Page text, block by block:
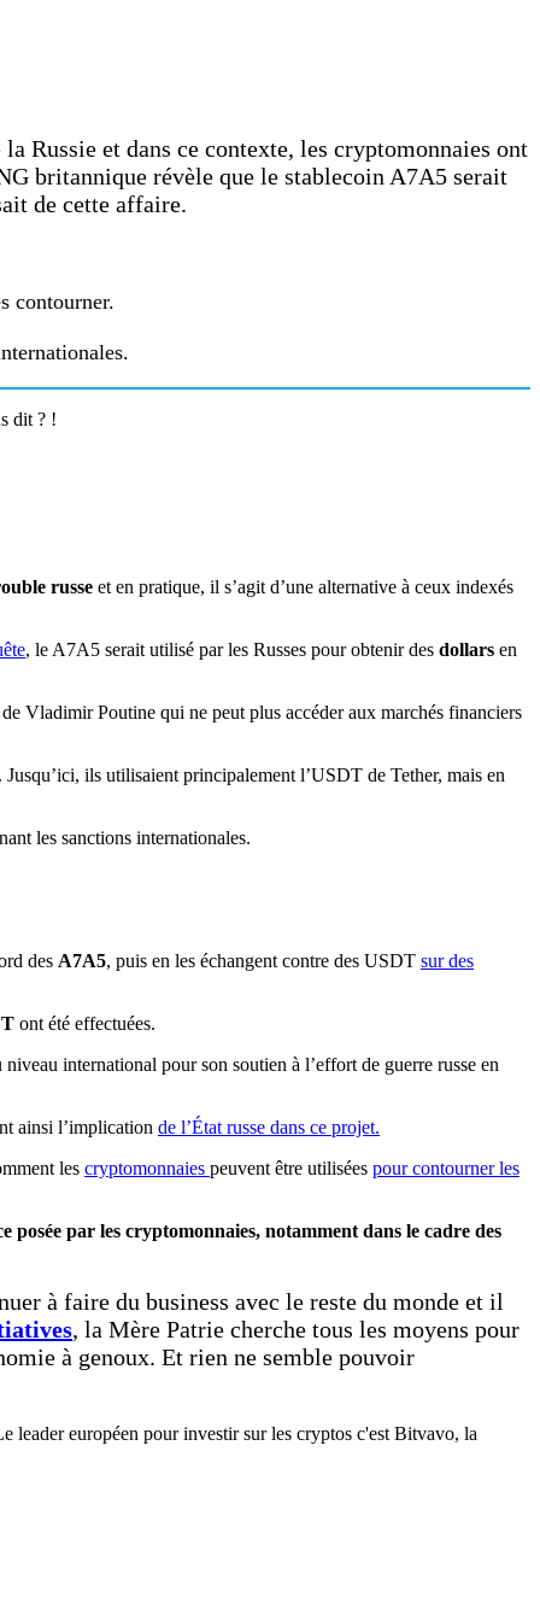
Russie et dans ce contexte, les cryptomonnaies ont
britannique révèle que le stablecoin A7A5 serait
de cette affaire.
contourner.
dit ? !
russe et en pratique, il s’agit d’une alternative à ceux indexés
, le A7A5 serait utilisé par les Russes pour obtenir des dollars en
Vladimir Poutine qui ne peut plus accéder aux marchés financiers
. Jusqu’ici, ils utilisaient principalement l’USDT de Tether, mais en
des A7A5, puis en les échangent contre des USDT sur des
ont été effectuées.
niveau international pour son soutien à l’effort de guerre russe en
ainsi l’implication de l’État russe dans ce projet.
les cryptomonnaies peuvent être utilisées pour contourner les
par les cryptomonnaies, notamment dans le cadre des
à faire du business avec le reste du monde et il
, la Mère Patrie cherche tous les moyens pour
à genoux. Et rien ne semble pouvoir
leader européen pour investir sur les cryptos c'est Bitvavo, la